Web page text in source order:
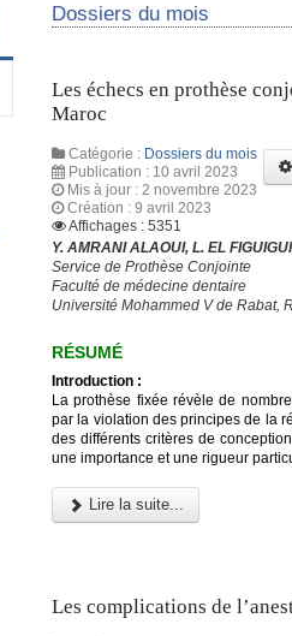
Dossiers du mois
Les échecs en prothèse
Maroc
Catégorie : Dossiers du mois
Publication : 10 avril 2023
Mis à jour : 2 novembre 2023
Création : 9 avril 2023
Affichages : 5351
Y. AMRANI ALAOUI, L. EL
Service de Prothèse Conjointe
Faculté de médecine dentaire
Université Mohammed V de Rabat,
RÉSUMÉ
Introduction :
La prothèse fixée révèle de
par la violation des principes de la
des différents critères de
une importance et une rigueur
Lire la suite...
Les complications de